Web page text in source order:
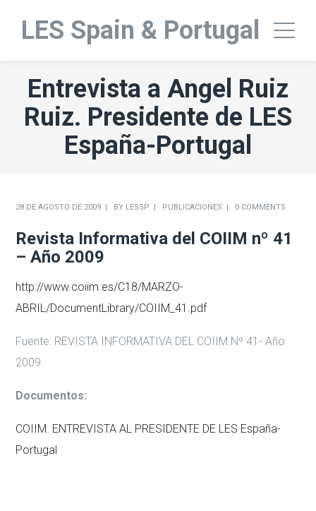
LES Spain & Portugal
Entrevista a Angel Ruiz
Ruiz. Presidente de LES
España-Portugal
28 DE AGOSTO DE 2009 BY LESSP PUBLICACIONES 0 COMMENTS
Revista Informativa del COIIM nº 41
– Año 2009
http://www.coiim.es/C18/MARZO-
ABRIL/DocumentLibrary/COIIM_41.pdf
Fuente: REVISTA INFORMATIVA DEL COIIM Nº 41- Año
2009
Documentos:
COIIM. ENTREVISTA AL PRESIDENTE DE LES España-
Portugal